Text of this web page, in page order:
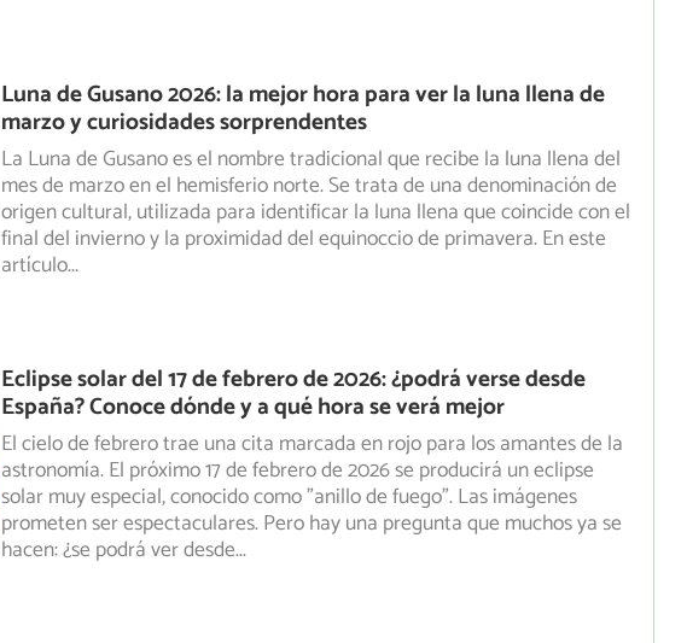
Luna de Gusano 2026: la mejor hora para ver la luna llena de
marzo y curiosidades sorprendentes
La Luna de Gusano es el nombre tradicional que recibe la luna llena del
mes de marzo en el hemisferio norte. Se trata de una denominación de
origen cultural, utilizada para identificar la luna llena que coincide con el
final del invierno y la proximidad del equinoccio de primavera. En este
artículo...
Eclipse solar del 17 de febrero de 2026: ¿podrá verse desde
España? Conoce dónde y a qué hora se verá mejor
El cielo de febrero trae una cita marcada en rojo para los amantes de la
astronomía. El próximo 17 de febrero de 2026 se producirá un eclipse
solar muy especial, conocido como "anillo de fuego". Las imágenes
prometen ser espectaculares. Pero hay una pregunta que muchos ya se
hacen: ¿se podrá ver desde...